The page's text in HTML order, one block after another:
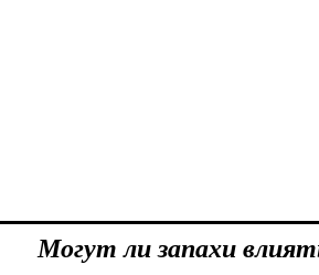
Могут ли запахи